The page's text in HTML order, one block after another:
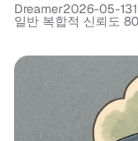
Dreamer2026-05-131
일반 복합적 신뢰도